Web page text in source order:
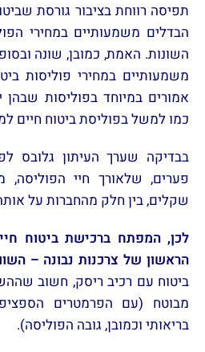
תפיסה רווחת בציבור גורסת
הבדלים משמעותיים במחירי
השונות. האמת, כמובן, שונה
משמעותיים במחירי פוליסות
אמורים במיוחד בפוליסות
כמו למשל בפוליסת ביטוח חיים
בבדיקה שערך העיתון גלובס
פערים, שלאורך חיי
שקלים, בין חלק מהחברות על
לכן, המפתח ברכישת ביטוח
הראשון של צרכנות נבונה –
ביטוח עם רכיב ריסק, חשוב
מבוטח (עם הפרמטרים
בריאותי וכמובן, גובה הפוליסה).